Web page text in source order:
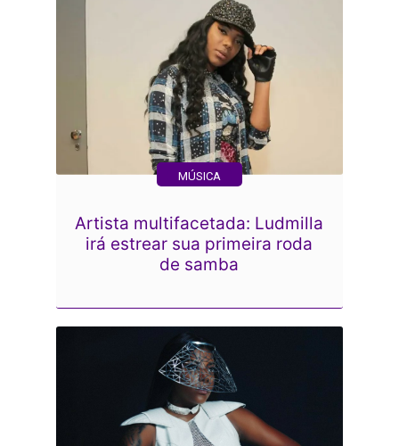
MÚSICA
Artista multifacetada: Ludmilla
irá estrear sua primeira roda
de samba